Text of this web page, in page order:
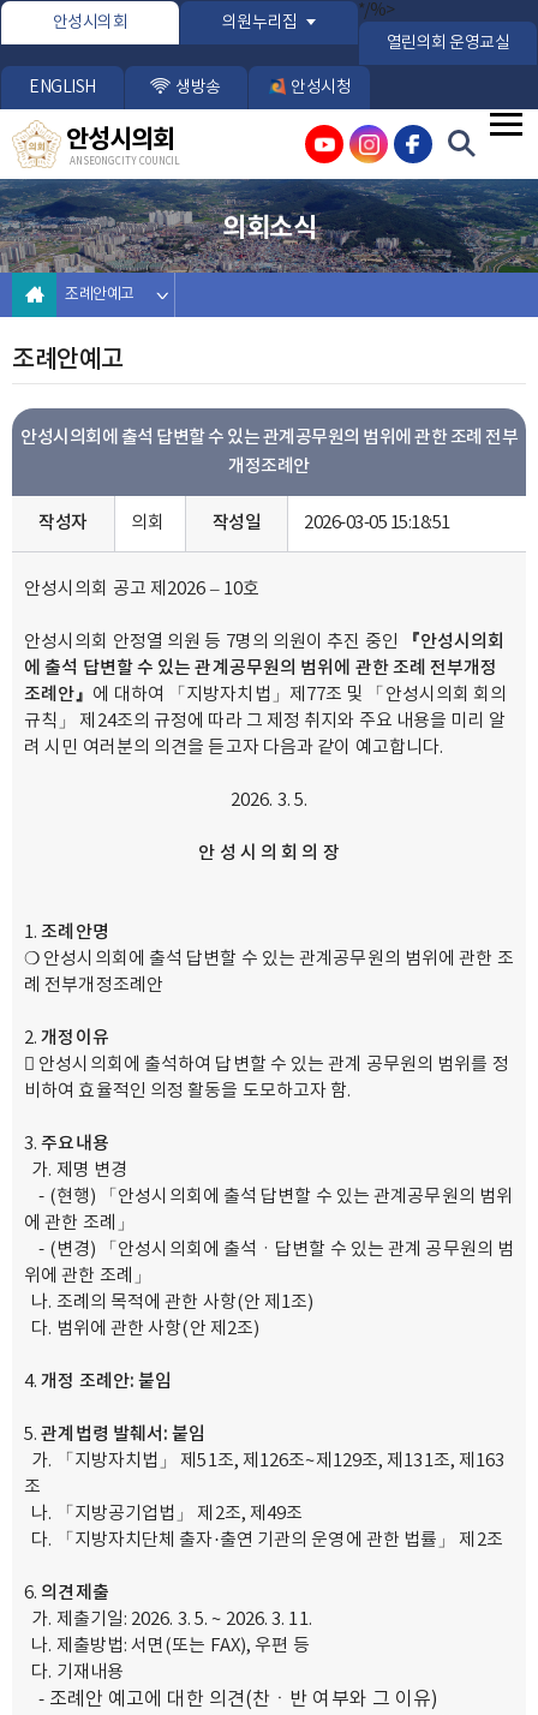
본문바로가기
안성시의회 의원누리집
*/%>
열린의회 운영교실
ENGLISH 생방송 안성시청
안성시의회
ANSEONG CITY COUNCIL
의회소식
조례안예고
조례안예고
안성시의회에 출석 답변할 수 있는 관계공무원의 범위에 관한 조례 전부
개정조례안
작성자 의회 작성일 2026-03-05 15:18:51
안성시의회 공고 제2026 – 10호
안성시의회 안정열 의원 등 7명의 의원이 추진 중인 『안성시의회
에 출석 답변할 수 있는 관계공무원의 범위에 관한 조례 전부개정
조례안』 에 대하여 「지방자치법」제77조 및 「안성시의회 회의
규칙」 제24조의 규정에 따라 그 제정 취지와 주요 내용을 미리 알
려 시민 여러분의 의견을 듣고자 다음과 같이 예고합니다.
3. 5.
안 성 시 의 회 의 장
조례안명
❍ 안성시의회에 출석 답변할 수 있는 관계공무원의 범위에 관한 조
례 전부개정조례안
개정이유
 안성시의회에 출석하여 답변할 수 있는 관계 공무원의 범위를 정
비하여 효율적인 의정 활동을 도모하고자 함.
주요내용
가. 제명 변경
- (현행) 「안성시의회에 출석 답변할 수 있는 관계공무원의 범위
에 관한 조례」
- (변경) 「안성시의회에 출석ㆍ답변할 수 있는 관계 공무원의 범
위에 관한 조례」
나. 조례의 목적에 관한 사항(안 제1조)
다. 범위에 관한 사항(안 제2조)
개정 조례안:붙임
관계법령 발췌서 :붙임
가. 「지방자치법」 제51조, 제126조~제129조, 제131조, 제163
조
나. 「지방공기업법」 제2조, 제49조
다. 「지방자치단체 출자·출연 기관의 운영에 관한 법률」 제2조
의견제출
가. 제출기일: 2026. 3. 5. ~ 2026. 3. 11.
나. 제출방법: 서면(또는 FAX), 우편 등
다. 기재내용
- 조례안 예고에 대한 의견(찬ㆍ반 여부와 그 이유)